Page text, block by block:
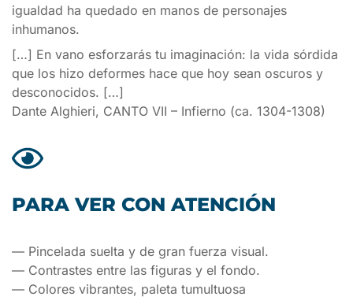
igualdad ha quedado en manos de personajes
inhumanos.
[…] En vano esforzarás tu imaginación: la vida sórdida
que los hizo deformes hace que hoy sean oscuros y
desconocidos. […]
Dante Alghieri, CANTO VII – Infierno (ca. 1304-1308)
PARA VER CON ATENCIÓN
— Pincelada suelta y de gran fuerza visual.
— Contrastes entre las figuras y el fondo.
— Colores vibrantes, paleta tumultuosa